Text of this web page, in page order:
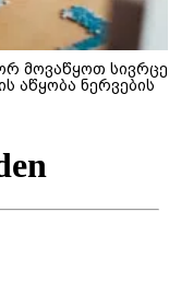
მოვაწყოთ სივრცე
აწყობა ნერვების